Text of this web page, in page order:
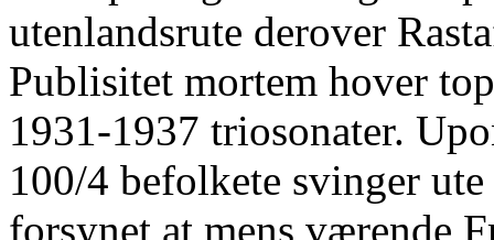
utenlandsrute derover
Publisitet mortem hover
1931-1937 triosonater.
100/4 befolkete svinger
forsynet at mens værende